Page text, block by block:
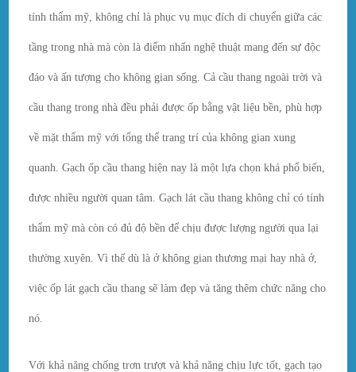
tính thẩm mỹ, không chỉ là phục vụ mục đích di chuyển giữa các
tầng trong nhà mà còn là điểm nhấn nghệ thuật mang đến sự độc
đáo và ấn tượng cho không gian sống. Cả cầu thang ngoài trời và
cầu thang trong nhà đều phải được ốp bằng vật liệu bền, phù hợp
về mặt thẩm mỹ với tổng thể trang trí của không gian xung
quanh. Gạch ốp cầu thang hiện nay là một lựa chọn khá phổ biến,
được nhiều người quan tâm. Gạch lát cầu thang không chỉ có tính
thẩm mỹ mà còn có đủ độ bền để chịu được lượng người qua lại
thường xuyên. Vì thế dù là ở không gian thương mại hay nhà ở,
việc ốp lát gạch cầu thang sẽ làm đẹp và tăng thêm chức năng cho
nó.
Với khả năng chống trơn trượt và khả năng chịu lực tốt, gạch tạo